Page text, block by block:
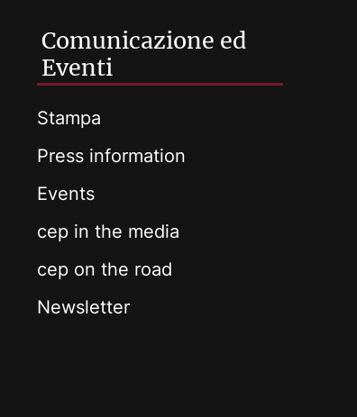
Comunicazione ed
Eventi
Stampa
Press information
Events
cep in the media
cep on the road
Newsletter